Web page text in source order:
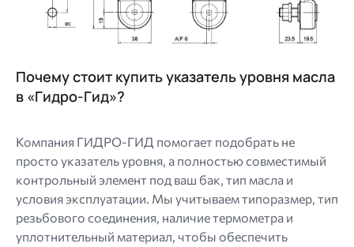
Почему стоит купить указатель уровня масла
в «Гидро-Гид»?
Компания ГИДРО-ГИД помогает подобрать не
просто указатель уровня, а полностью совместимый
контрольный элемент под ваш бак, тип масла и
условия эксплуатации. Мы учитываем типоразмер, тип
резьбового соединения, наличие термометра и
уплотнительный материал, чтобы обеспечить